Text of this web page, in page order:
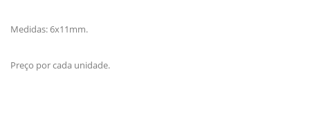
Medidas: 6x11mm.
Preço por cada unidade.